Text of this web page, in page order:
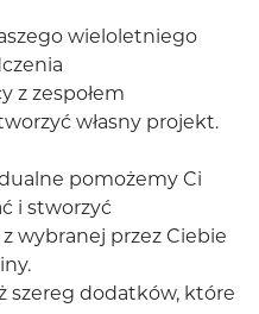
wieloletniego
z zespołem
własny projekt.
pomożemy Ci
i stworzyć
wybranej przez Ciebie
szereg dodatków, które